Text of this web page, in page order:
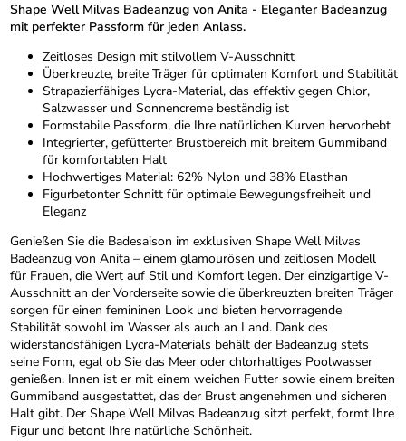
Shape Well Milvas Badeanzug von Anita - Eleganter Badeanzug
mit perfekter Passform für jeden Anlass.
Zeitloses Design mit stilvollem V-Ausschnitt
Überkreuzte, breite Träger für optimalen Komfort und Stabilität
Strapazierfähiges Lycra-Material, das effektiv gegen Chlor,
Salzwasser und Sonnencreme beständig ist
Formstabile Passform, die Ihre natürlichen Kurven hervorhebt
Integrierter, gefütterter Brustbereich mit breitem Gummiband
für komfortablen Halt
Hochwertiges Material: 62% Nylon und 38% Elasthan
Figurbetonter Schnitt für optimale Bewegungsfreiheit und
Eleganz
Genießen Sie die Badesaison im exklusiven Shape Well Milvas
Badeanzug von Anita – einem glamourösen und zeitlosen Modell
für Frauen, die Wert auf Stil und Komfort legen. Der einzigartige V-
Ausschnitt an der Vorderseite sowie die überkreuzten breiten Träger
sorgen für einen femininen Look und bieten hervorragende
Stabilität sowohl im Wasser als auch an Land. Dank des
widerstandsfähigen Lycra-Materials behält der Badeanzug stets
seine Form, egal ob Sie das Meer oder chlorhaltiges Poolwasser
genießen. Innen ist er mit einem weichen Futter sowie einem breiten
Gummiband ausgestattet, das der Brust angenehmen und sicheren
Halt gibt. Der Shape Well Milvas Badeanzug sitzt perfekt, formt Ihre
Figur und betont Ihre natürliche Schönheit.